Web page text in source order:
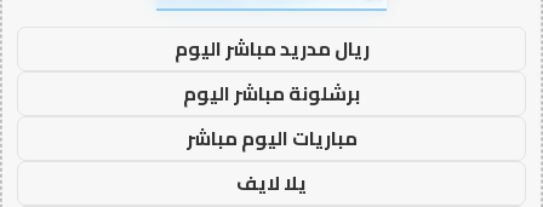
ريال مدريد مباشر اليوم
برشلونة مباشر اليوم
مباريات اليوم مباشر
يلا لايف